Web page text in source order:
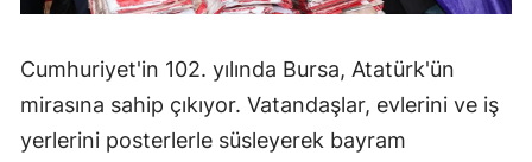
Cumhuriyet'in 102. yılında Bursa, Atatürk'ün
mirasına sahip çıkıyor. Vatandaşlar, evlerini ve iş
yerlerini posterlerle süsleyerek bayram